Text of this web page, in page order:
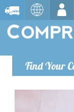
Find Your